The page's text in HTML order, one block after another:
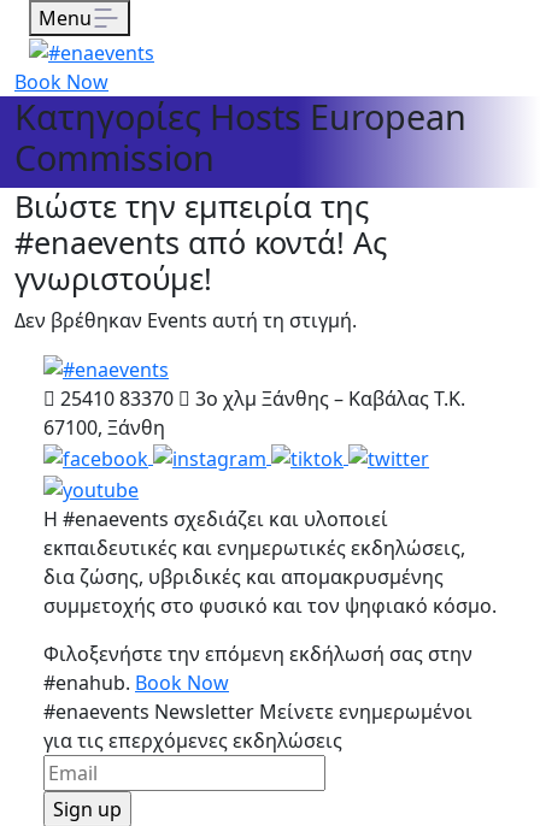
Menu
Book Now
Κατηγορίες Hosts European
Commission
Βιώστε την εμπειρία της
#enaevents από κοντά! Ας
γνωριστούμε!
Δεν βρέθηκαν Events αυτή τη στιγμή.
25410 83370
3ο χλμ Ξάνθης – Καβάλας Τ.Κ.
67100, Ξάνθη
Η #enaevents σχεδιάζει και υλοποιεί
εκπαιδευτικές και ενημερωτικές εκδηλώσεις,
δια ζώσης, υβριδικές και απομακρυσμένης
συμμετοχής στο φυσικό και τον ψηφιακό κόσμο.
Φιλοξενήστε την επόμενη εκδήλωσή σας στην
#enahub. Book Now
#enaevents Newsletter Μείνετε ενημερωμένοι
για τις επερχόμενες εκδηλώσεις